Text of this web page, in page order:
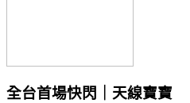
全台首場快閃｜天線寶寶